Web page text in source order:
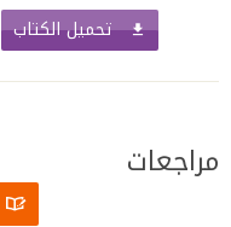
تحميل الكتاب
مراجعات